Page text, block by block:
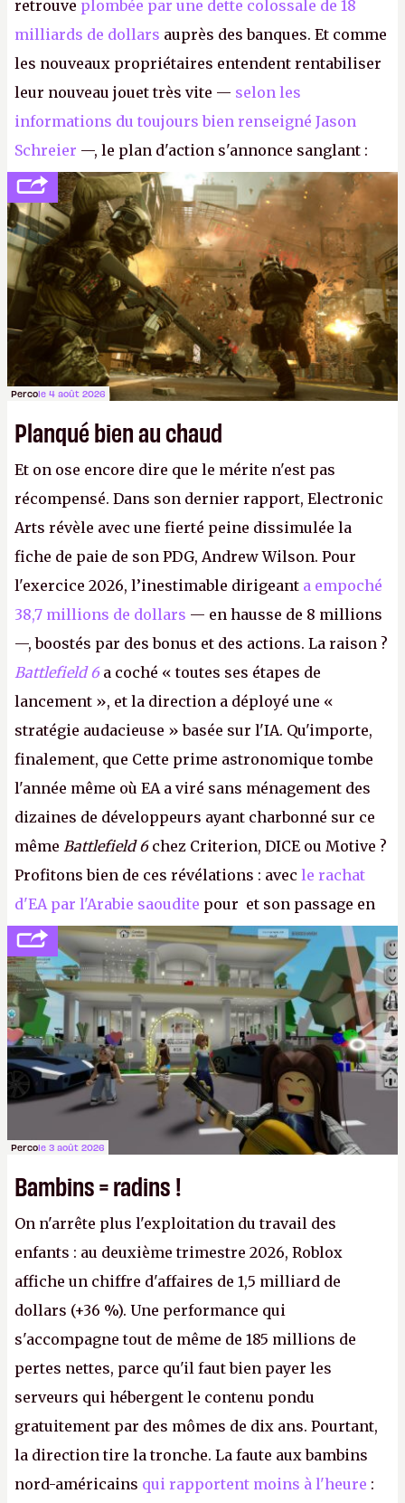
retrouve plombée par une dette colossale de 18
milliards de dollars auprès des banques. Et comme
les nouveaux propriétaires entendent rentabiliser
leur nouveau jouet très vite — selon les
informations du toujours bien renseigné Jason
Schreier —, le plan d'action s'annonce sanglant :
réductions de coûts drastiques, fermetures de
studios et licenciements massifs. En gros, essorer
FCetBattlefield, puis virer le reste.P.
Percole 4 août 2026
Planqué bien au chaud
Et on ose encore dire que le mérite n'est pas
récompensé. Dans son dernier rapport, Electronic
Arts révèle avec une fierté peine dissimulée la
fiche de paie de son PDG, Andrew Wilson. Pour
l'exercice 2026, l’inestimable dirigeant a empoché
38,7 millions de dollars — en hausse de 8 millions
—, boostés par des bonus et des actions. La raison ?
Battlefield 6 a coché « toutes ses étapes de
lancement », et la direction a déployé une «
stratégie audacieuse » basée sur l'IA. Qu'importe,
finalement, que Cette prime astronomique tombe
l'année même où EA a viré sans ménagement des
dizaines de développeurs ayant charbonné sur ce
même Battlefield 6chez Criterion, DICE ou Motive ?
Profitons bien de ces révélations : avec le rachat
d'EA par l'Arabie saoudite pour et son passage en
société privée, l'éditeur n'aura bientôt plus
l'obligation de publier ses bilans. Encore une
victoire pour la transparence.P.
Percole 3 août 2026
Bambins = radins !
On n'arrête plus l'exploitation du travail des
enfants : au deuxième trimestre 2026, Roblox
affiche un chiffre d'affaires de 1,5 milliard de
dollars (+36 %). Une performance qui
s'accompagne tout de même de 185 millions de
pertes nettes, parce qu'il faut bien payer les
serveurs qui hébergent le contenu pondu
gratuitement par des mômes de dix ans. Pourtant,
la direction tire la tronche. La faute aux bambins
nord-américains qui rapportent moins à l'heure :